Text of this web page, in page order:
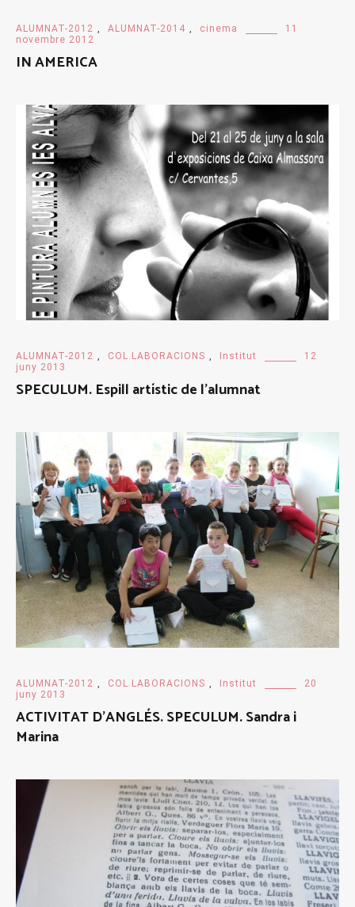
ALUMNAT-2012 , ALUMNAT-2014 , cinema
11
novembre 2012
IN AMERICA
ALUMNAT-2012 , COL.LABORACIONS , Institut
12
juny 2013
SPECULUM. Espill artístic de l’alumnat
ALUMNAT-2012 , COL.LABORACIONS , Institut
20
juny 2013
ACTIVITAT D’ANGLÉS. SPECULUM. Sandra i
Marina